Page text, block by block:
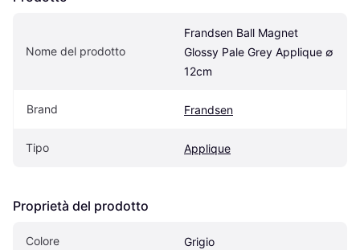
Nome del prodotto
Frandsen Ball Magnet
Glossy Pale Grey Applique ∅
12cm
Brand Frandsen
Tipo Applique
Proprietà del prodotto
Colore Grigio